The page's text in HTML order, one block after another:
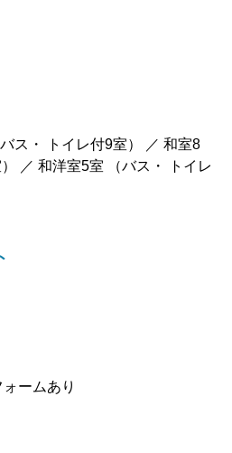
ス・ トイレ付9室） ／ 和室8
／ 和洋室5室 （バス・ トイレ
ームあり